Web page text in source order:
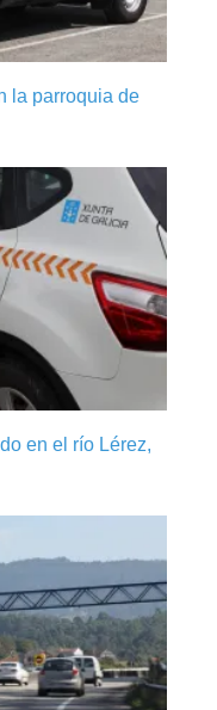
la parroquia de
en el río Lérez,